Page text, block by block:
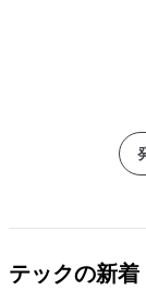
テックの新着